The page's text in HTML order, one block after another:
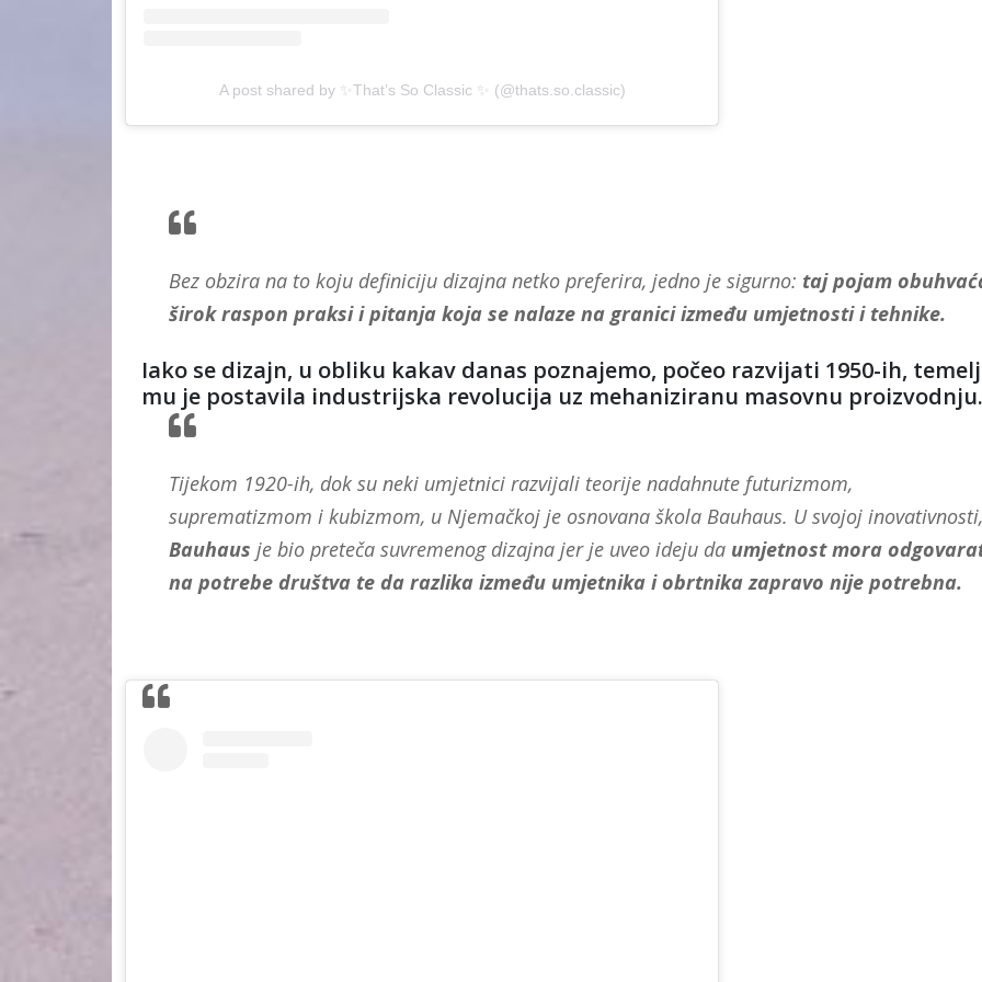
A post shared by ✨That’s So Classic ✨ (@thats.so.classic)
Bez obzira na to koju definiciju dizajna netko preferira, jedno je sigurno: taj pojam
širok raspon praksi i pitanja koja se nalaze na granici između umjetnosti i tehnike.
Iako se dizajn, u obliku kakav danas poznajemo, počeo razvijati 1950-ih,
mu je postavila industrijska revolucija uz mehaniziranu masovnu proizvodnju.
Tijekom 1920-ih, dok su neki umjetnici razvijali teorije nadahnute futurizmom,
suprematizmom i kubizmom, u Njemačkoj je osnovana škola Bauhaus. U svojoj inovativnosti,
Bauhaus je bio preteča suvremenog dizajna jer je uveo ideju da umjetnost mora
na potrebe društva te da razlika između umjetnika i obrtnika zapravo nije potrebna.